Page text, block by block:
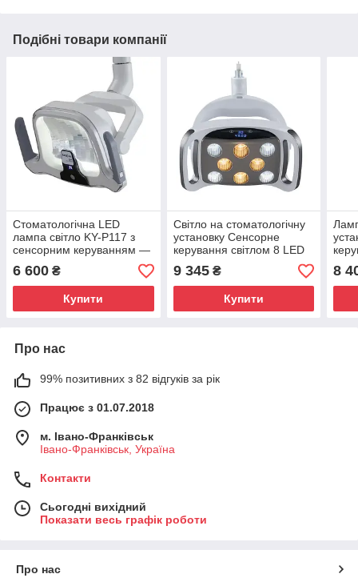
Подібні товари компанії
Стоматологічна LED
лампа світло KY-P117 з
сенсорним керуванням —
регулювання яскравості та
температури
6 600 ₴
Купити
Світло на стоматологічну
установку Сенсорне
керування світлом 8 LED
Стоматологічне світло
9 345₴
Купити
8
Про нас
99% позитивних з 82 відгуків за рік
Працює з 01.07.2018
м. Івано-Франківськ
Івано-Франківськ, Україна
Контакти
Сьогодні вихідний
Показати весь графік роботи
Про нас